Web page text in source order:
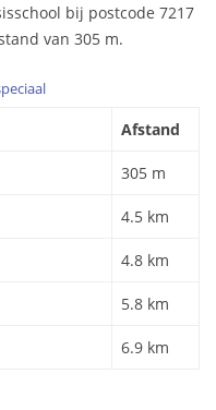
bij postcode 7217
van 305 m.
Afstand
305 m
4.5 km
4.8 km
5.8 km
6.9 km